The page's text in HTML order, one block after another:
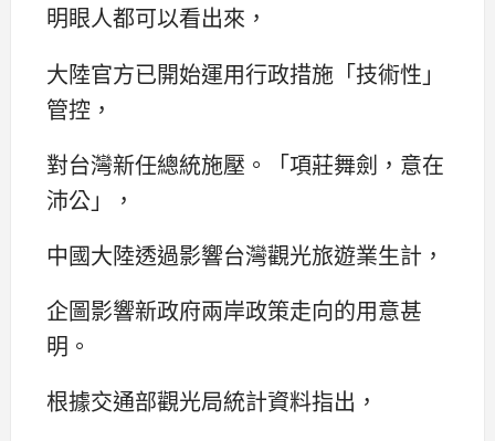
明眼人都可以看出來，
大陸官方已開始運用行政措施「技術性」
管控，
對台灣新任總統施壓。「項莊舞劍，意在
沛公」，
中國大陸透過影響台灣觀光旅遊業生計，
企圖影響新政府兩岸政策走向的用意甚
明。
根據交通部觀光局統計資料指出，